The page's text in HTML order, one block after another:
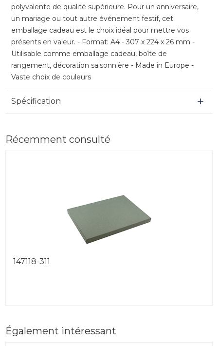
polyvalente de qualité supérieure. Pour un anniversaire,
un mariage ou tout autre événement festif, cet
emballage cadeau est le choix idéal pour mettre vos
présents en valeur. - Format: A4 - 307 x 224 x 26 mm -
Utilisable comme emballage cadeau, boîte de
rangement, décoration saisonnière - Made in Europe -
Vaste choix de couleurs
Spécification
Récemment consulté
147118-311
Également intéressant